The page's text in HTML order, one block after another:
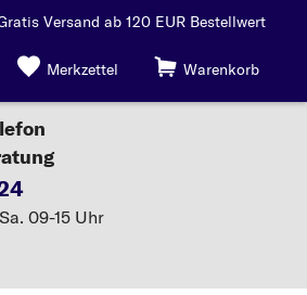
Versand ab 120 EUR Bestellwert
Merkzettel Warenkorb
09-15 Uhr